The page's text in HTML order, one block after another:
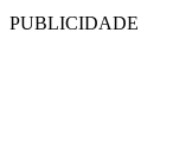
PUBLICIDADE